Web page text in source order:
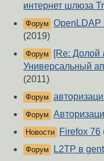
интернет шлюза
Форум OpenLDAP
(2019)
Форум
[Re: Долой
Универсальный
(2011)
Форум
Форум
Новости Firefox 76
Форум L2TP в